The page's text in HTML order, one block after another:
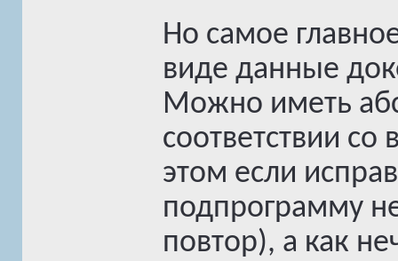
Но самое
виде данные
Можно иметь
соответствии
этом если
подпрограмму
повтор), а как